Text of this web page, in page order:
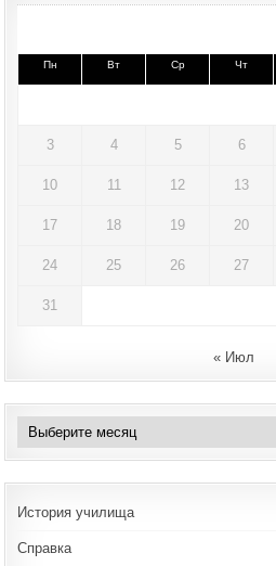
Пн Вт Ср Чт
3 4 5 6
10 11 12 13
17 18 19 20
24 25 26 27
31
« Июл
Архивы
История училища
Справка